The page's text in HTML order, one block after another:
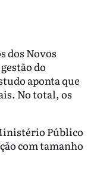
dos Novos
do
aponta que
No total, os
Público
com tamanho